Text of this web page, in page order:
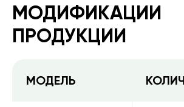
МОДИФИКАЦИИ
ПРОДУКЦИИ
МОДЕЛЬ